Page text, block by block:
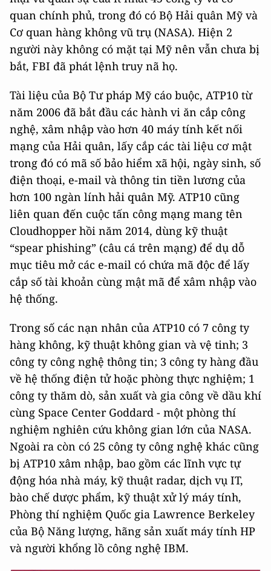
quan chính phủ, trong đó có Bộ Hải quân Mỹ và
Cơ quan hàng không vũ trụ (NASA). Hiện 2
người này không có mặt tại Mỹ nên vẫn chưa bị
bắt, FBI đã phát lệnh truy nã họ.
Tài liệu của Bộ Tư pháp Mỹ cáo buộc, ATP10 từ
năm 2006 đã bắt đầu các hành vi ăn cắp công
nghệ, xâm nhập vào hơn 40 máy tính kết nối
mạng của Hải quân, lấy cắp các tài liệu cơ mật
trong đó có mã số bảo hiểm xã hội, ngày sinh, số
điện thoại, e-mail và thông tin tiền lương của
hơn 100 ngàn lính hải quân Mỹ. ATP10 cũng
liên quan đến cuộc tấn công mạng mang tên
Cloudhopper hồi năm 2014, dùng kỹ thuật
“spear phishing” (câu cá trên mạng) để dụ dỗ
mục tiêu mở các e-mail có chứa mã độc để lấy
cắp số tài khoản cùng mật mã để xâm nhập vào
hệ thống.
Trong số các nạn nhân của ATP10 có 7 công ty
hàng không, kỹ thuật không gian và vệ tinh; 3
công ty công nghệ thông tin; 3 công ty hàng đầu
về hệ thống điện tử hoặc phòng thực nghiệm; 1
công ty thăm dò, sản xuất và gia công về dầu khí
cùng Space Center Goddard - một phòng thí
nghiệm nghiên cứu không gian lớn của NASA.
Ngoài ra còn có 25 công ty công nghệ khác cũng
bị ATP10 xâm nhập, bao gồm các lĩnh vực tự
động hóa nhà máy, kỹ thuật radar, dịch vụ IT,
bào chế dược phẩm, kỹ thuật xử lý máy tính,
Phòng thí nghiệm Quốc gia Lawrence Berkeley
của Bộ Năng lượng, hãng sản xuất máy tính HP
và người khổng lồ công nghệ IBM.